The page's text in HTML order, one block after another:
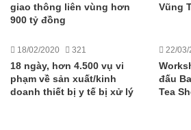
giao thông liên vùng hơn
900 tỷ đồng
Vũng
18/02/2020 321
18 ngày, hơn 4.500 vụ vi
phạm về sản xuất/kinh
doanh thiết bị y tế bị xử lý
22/03/
đấu
Tea